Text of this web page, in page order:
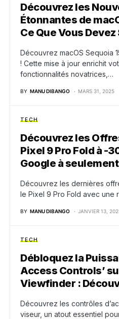
Découvrez les
Étonnantes de
Ce Que Vous Devez
Découvrez macOS Sequoia
! Cette mise à jour enrichit
fonctionnalités novatrices,…
BY MANU DIBANGO MARS 31, 2025
TECH
Découvrez les
Pixel 9 Pro Fold à -
Google à
Découvrez les dernières
le Pixel 9 Pro Fold avec
BY MANU DIBANGO JANVIER 13,
TECH
Débloquez la
Access Controls’
Viewfinder :
Découvrez les contrôles
viseur, un atout essentiel